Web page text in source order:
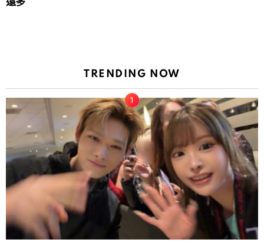
TRENDING NOW